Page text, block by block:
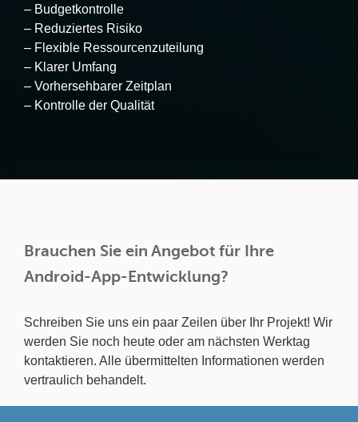
– Budgetkontrolle
– Reduziertes Risiko
– Flexible Ressourcenzuteilung
– Klarer Umfang
– Vorhersehbarer Zeitplan
– Kontrolle der Qualität
Brauchen Sie ein Angebot für Ihre
Android-App-Entwicklung?
Schreiben Sie uns ein paar Zeilen über Ihr Projekt! Wir
werden Sie noch heute oder am nächsten Werktag
kontaktieren. Alle übermittelten Informationen werden
vertraulich behandelt.